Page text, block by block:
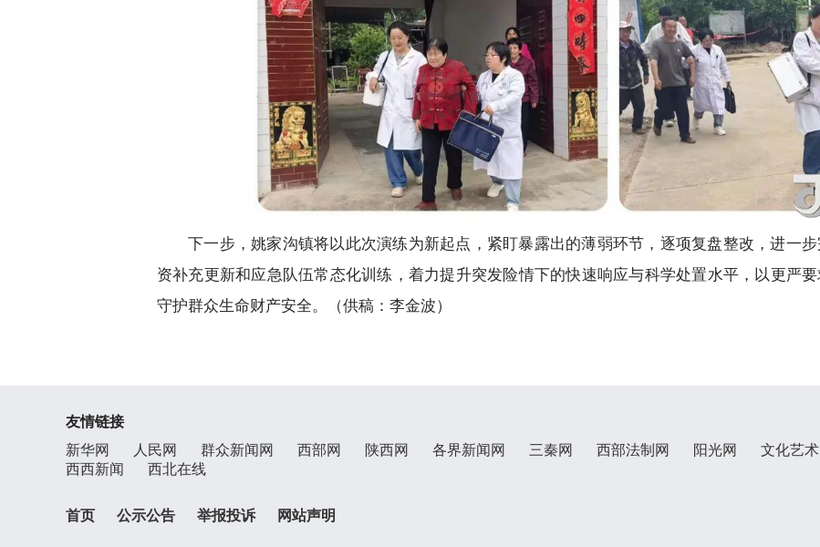
下一步，姚家沟镇将以此次演练为新起点，紧盯暴露出的薄弱环节，逐项复盘整改，进一
资补充更新和应急队伍常态化训练，着力提升突发险情下的快速响应与科学处置水平，以更严
守护群众生命财产安全。（供稿：李金波）
友情链接
新华网
人民网 群众新闻网 西部网 陕西网 各界新闻网 三秦网 西部法制网 阳光网 文化艺术
西西新闻
西北在线
首页 公示公告 举报投诉 网站声明